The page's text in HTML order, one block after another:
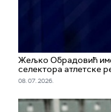
Жељко Обрадовић
селектора атлетске
08. 07. 2026.